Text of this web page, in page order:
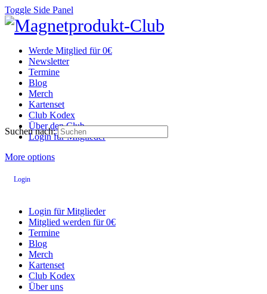
Toggle Side Panel
Werde Mitglied für 0€
Newsletter
Termine
Blog
Merch
Kartenset
Club Kodex
Über den Club
Login für Mitglieder
More options
Login
Suchen nach:
Login für Mitglieder
Mitglied werden für 0€
Termine
Blog
Merch
Kartenset
Club Kodex
Über uns